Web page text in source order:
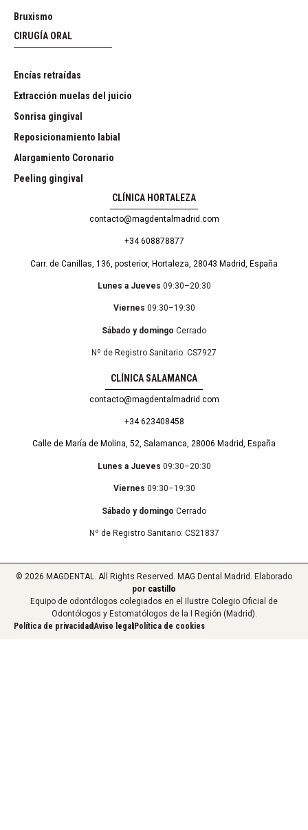
Bruxismo
CIRUGÍA ORAL
Encías retraídas
Extracción muelas del juicio
Sonrisa gingival
Reposicionamiento labial
Alargamiento Coronario
Peeling gingival
CLÍNICA HORTALEZA
contacto@magdentalmadrid.com
+34 608878877
Carr. de Canillas, 136, posterior, Hortaleza, 28043 Madrid, España
Lunes a Jueves 09:30–20:30
Viernes 09:30–19:30
Sábado y domingo Cerrado
Nº de Registro Sanitario: CS7927
CLÍNICA SALAMANCA
contacto@magdentalmadrid.com
+34 623408458
Calle de María de Molina, 52, Salamanca, 28006 Madrid, España
Lunes a Jueves 09:30–20:30
Viernes 09:30–19:30
Sábado y domingo Cerrado
Nº de Registro Sanitario: CS21837
Política de privacidad Aviso legal Política de cookies
© 2026 MAGDENTAL. All Rights Reserved. MAG Dental Madrid. Elaborado
por castillo
Equipo de odontólogos colegiados en el Ilustre Colegio Oficial de
Odontólogos y Estomatólogos de la I Región (Madrid).